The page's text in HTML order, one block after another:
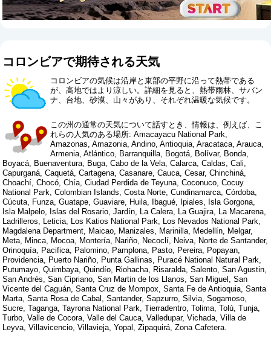
コロンビアで期待される天気
コロンビアの気候は沿岸と東部の平野に沿って熱帯である
が、高地ではより涼しい。詳細を見ると、熱帯雨林、サバン
ナ、台地、砂漠、山々があり、それぞれ温暖な気候です。
この州の通常の天気について話すとき、情報は、例えば、こ
れらの人気のある場所: Amacayacu National Park,
Amazonas, Amazonia, Andino, Antioquia, Aracataca, Arauca,
Armenia, Atlántico, Barranquilla, Bogotá, Bolívar, Bonda,
Boyacá, Buenaventura, Buga, Cabo de la Vela, Calarca, Caldas, Cali,
Capurganá, Caquetá, Cartagena, Casanare, Cauca, Cesar, Chinchiná,
Choachí, Chocó, Chía, Ciudad Perdida de Teyuna, Coconuco, Cocuy
National Park, Colombian Islands, Costa Norte, Cundinamarca, Córdoba,
Cúcuta, Funza, Guatape, Guaviare, Huila, Ibagué, Ipiales, Isla Gorgona,
Isla Malpelo, Islas del Rosario, Jardín, La Calera, La Guajira, La Macarena,
Ladrilleros, Leticia, Los Katios National Park, Los Nevados National Park,
Magdalena Department, Maicao, Manizales, Marinilla, Medellín, Melgar,
Meta, Minca, Mocoa, Montería, Nariño, Necoclí, Neiva, Norte de Santander,
Orinoquía, Pacifica, Palomino, Pamplona, Pasto, Pereira, Popayan,
Providencia, Puerto Nariño, Punta Gallinas, Puracé National Natural Park,
Putumayo, Quimbaya, Quindío, Riohacha, Risaralda, Salento, San Agustin,
San Andrés, San Cipriano, San Martin de los Llanos, San Miguel, San
Vicente del Caguán, Santa Cruz de Mompox, Santa Fe de Antioquia, Santa
Marta, Santa Rosa de Cabal, Santander, Sapzurro, Silvia, Sogamoso,
Sucre, Taganga, Tayrona National Park, Tierradentro, Tolima, Tolú, Tunja,
Turbo, Valle de Cocora, Valle del Cauca, Valledupar, Vichada, Villa de
Leyva, Villavicencio, Villavieja, Yopal, Zipaquirá, Zona Cafetera.